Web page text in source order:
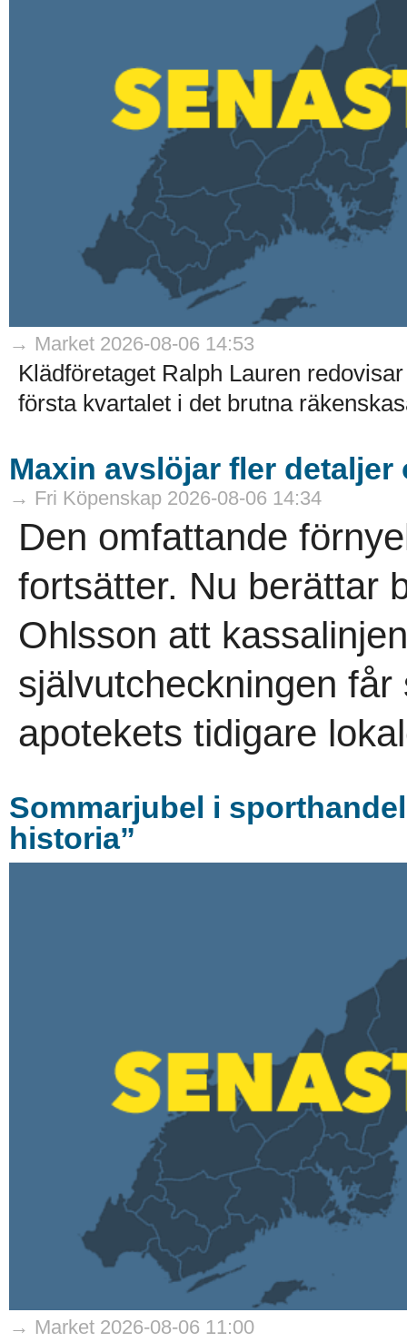
→ Market 2026-08-06 14:53
Klädföretaget Ralph Lauren
första kvartalet i det brutna
Maxin avslöjar fler
→ Fri Köpenskap 2026-08-06 14:34
Den omfattande
fortsätter. Nu berättar
Ohlsson att
självutcheckningen
apotekets tidigare
Sommarjubel i
historia”
→ Market 2026-08-06 11:00